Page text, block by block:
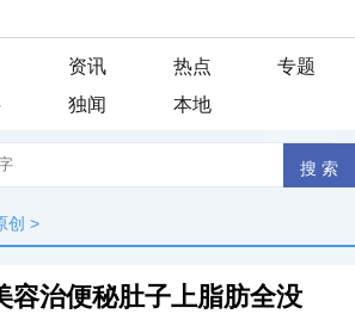
资讯 热点
专题
独闻 本地
创 >
容治便秘肚子上脂肪全没